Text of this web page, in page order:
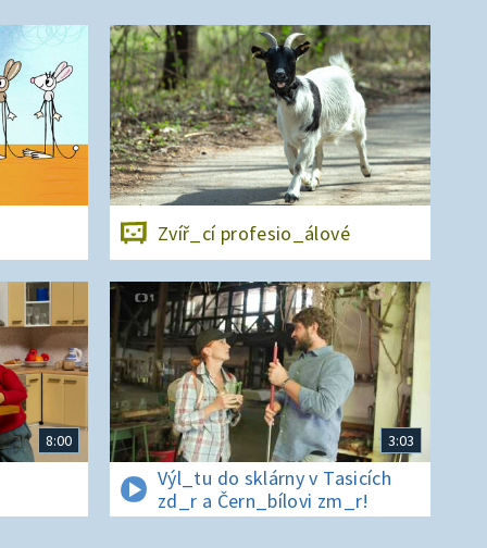
Zvíř_cí profesio_álové
8:00 3:03
Výl_tu do sklárny v Tasicích
zd_r a Čern_bílovi zm_r!